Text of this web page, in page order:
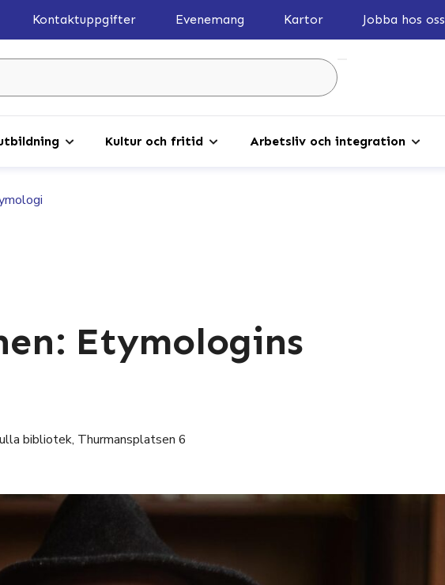
Kontaktuppgifter Evenemang Kartor Jobba hos oss
Kultur och fritid Arbetsliv och integration
Etymologins
bibliotek, Thurmansplatsen 6